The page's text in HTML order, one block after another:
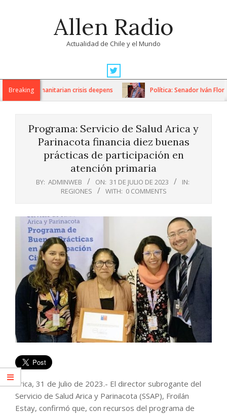
Allen Radio
Actualidad de Chile y el Mundo
Navigation
MenuBreaking
as humanitarian crisis deepens Política: Senador Iván
Programa: Servicio de Salud Arica y
Parinacota financia diez buenas
prácticas de participación en
atención primaria
BY: ADMINWEB ON: 31 DE JULIO DE 2023
IN:
REGIONES
WITH: 0 COMMENTS
Arica, 31 de Julio de 2023.- El director subrogante del
Servicio de Salud Arica y Parinacota (SSAP), Froilán
Estay, confirmó que, con recursos del programa de